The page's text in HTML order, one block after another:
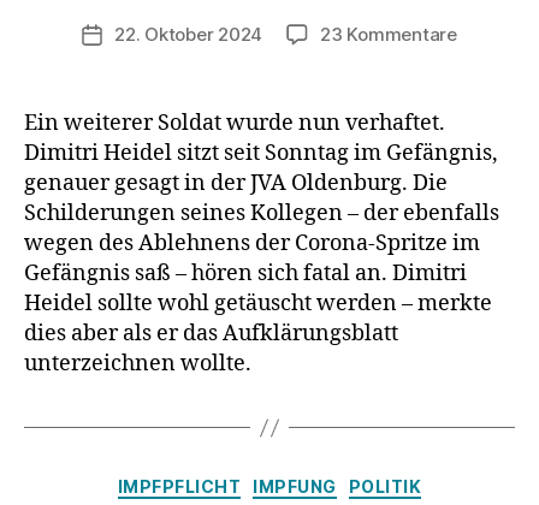
Veröffentlichungsdatum
22. Oktober 2024 23 Kommentarezu
sitzt
im
–
Corona-
Impfstoff
wurde
Ein weiterer Soldat wurde nun verhaftet.
Dimitri Heidel sitzt seit Sonntag im Gefängnis,
genauer gesagt in der JVA Oldenburg. Die
Schilderungen seines Kollegen – der ebenfalls
wegen des Ablehnens der Corona-Spritze im
Gefängnis saß – hören sich fatal an. Dimitri
Heidel sollte wohl getäuscht werden – merkte
dies aber als er das Aufklärungsblatt
unterzeichnen wollte.
Kategorien
IMPFPFLICHT IMPFUNG
POLITIK